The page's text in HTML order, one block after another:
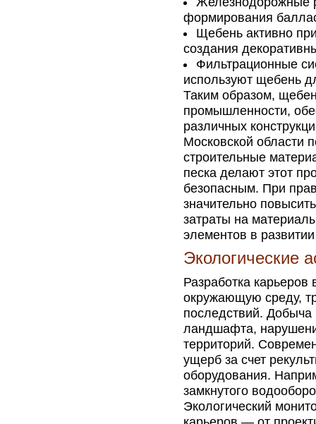
формирования
Щебень активно
создания
Фильтрационные
используют щебень
Таким образом,
промышленности,
различных
Московской области
строительные
песка делают этот
безопасным. При
значительно
затраты на
элементов в
Экологические
Разработка
окружающую среду,
последствий.
ландшафта,
территорий.
ущерб за счет
оборудования.
замкнутого
Экологический